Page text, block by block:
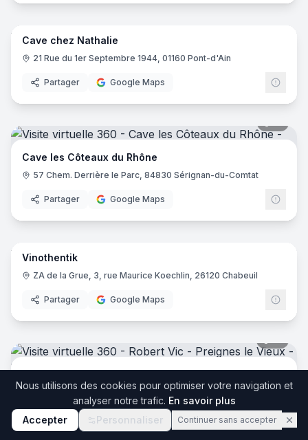
9
Cave chez Nathalie
21 Rue du 1er Septembre 1944, 01160 Pont-d'Ain
Partager Google Maps
Cave les Côteaux du Rhône
57 Chem. Derrière le Parc, 84830 Sérignan-du-Comtat
Partager Google Maps
17
Vinothentik
ZA de la Grue, 3, rue Maurice Koechlin, 26120 Chabeuil
Partager Google Maps
Preignes le Vieux, 34450 Vias
Partager Google Maps
Nous utilisons des cookies pour optimiser votre navigation et
analyser notre trafic. En savoir plus
Accepter
Personnaliser Continuer sans accepter